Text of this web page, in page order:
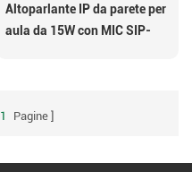
Altoparlante IP da parete per
aula da 15W con MIC SIP-
1 Pagine